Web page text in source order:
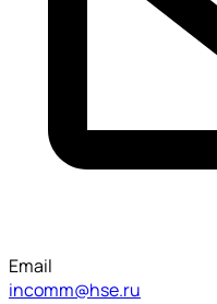
Email
incomm@hse.ru